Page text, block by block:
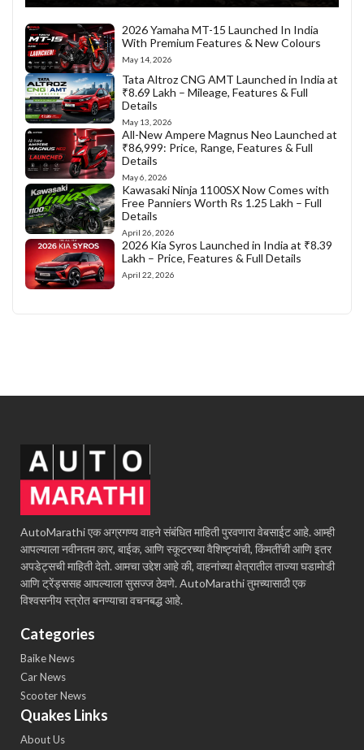
2026 Yamaha MT-15 Launched In India
With Premium Features & New Colours
May 14, 2026
Tata Altroz CNG AMT Launched in India at
₹8.69 Lakh – Mileage, Features & Full
Details
May 13, 2026
All-New Ampere Magnus Neo Launched at
₹86,999: Price, Range, Features & Full
Details
May 6, 2026
Kawasaki Ninja 1100SX Now Comes with
Free Panniers Worth Rs 1.25 Lakh – Full
Details
April 26, 2026
2026 Kia Syros Launched in India at ₹8.39
Lakh – Price, Features & Full Details
April 22, 2026
AutoMarathi एक अग्रगण्य वाहने संबंधित माहिती पुरवणारा वेबसाईट आहे. आम्ही
आपल्याला नवीनतम कार, बाईक, आणि स्कूटरच्या वैशिष्ट्यांची, किंमतींची आणि इतर
अपडेट्सची माहिती देतो. आमचा उद्देश आहे की, वाहनांच्या क्षेत्रातील ताज्या घडामोडी
आणि ट्रेंड्ससह आपल्याला सुसज्ज ठेवणे. AutoMarathi तुमच्यासाठी एक
विश्वसनीय स्त्रोत बनण्याचा वचनबद्ध आहे.
Categories
Baike News
Car News
Scooter News
Quakes Links
About Us